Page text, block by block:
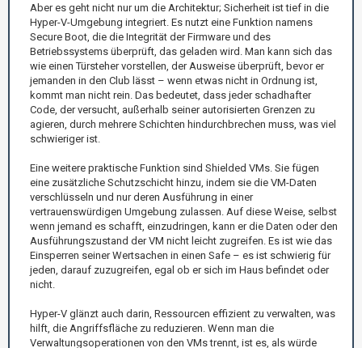
Aber es geht nicht nur um die Architektur; Sicherheit ist tief in die
Hyper-V-Umgebung integriert. Es nutzt eine Funktion namens
Secure Boot, die die Integrität der Firmware und des
Betriebssystems überprüft, das geladen wird. Man kann sich das
wie einen Türsteher vorstellen, der Ausweise überprüft, bevor er
jemanden in den Club lässt – wenn etwas nicht in Ordnung ist,
kommt man nicht rein. Das bedeutet, dass jeder schadhafter
Code, der versucht, außerhalb seiner autorisierten Grenzen zu
agieren, durch mehrere Schichten hindurchbrechen muss, was viel
schwieriger ist.
Eine weitere praktische Funktion sind Shielded VMs. Sie fügen
eine zusätzliche Schutzschicht hinzu, indem sie die VM-Daten
verschlüsseln und nur deren Ausführung in einer
vertrauenswürdigen Umgebung zulassen. Auf diese Weise, selbst
wenn jemand es schafft, einzudringen, kann er die Daten oder den
Ausführungszustand der VM nicht leicht zugreifen. Es ist wie das
Einsperren seiner Wertsachen in einen Safe – es ist schwierig für
jeden, darauf zuzugreifen, egal ob er sich im Haus befindet oder
nicht.
Hyper-V glänzt auch darin, Ressourcen effizient zu verwalten, was
hilft, die Angriffsfläche zu reduzieren. Wenn man die
Verwaltungsoperationen von den VMs trennt, ist es, als würde